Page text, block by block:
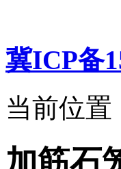
冀ICP备
当前位置